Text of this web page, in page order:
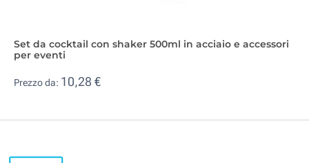
Set da cocktail con shaker 500ml in acciaio e accessori
per eventi
Prezzo da: 10,28 €